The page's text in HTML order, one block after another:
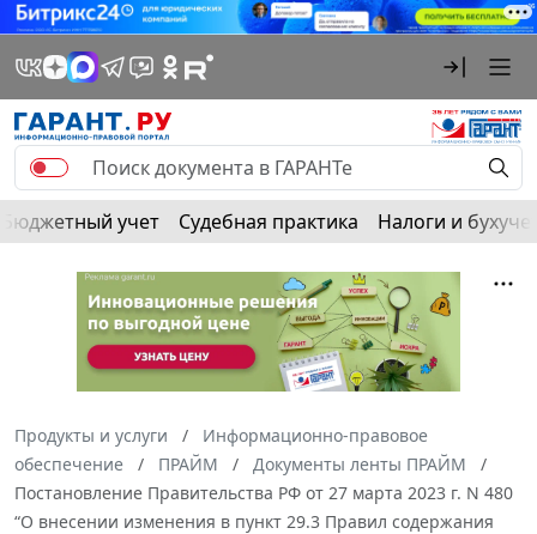
Бюджетный учет Судебная практика Налоги и
Продукты и услуги
Информационно-правовое
обеспечение
ПРАЙМ
Документы ленты ПРАЙМ
Постановление Правительства РФ от 27 марта 2023 г. N 480
“О внесении изменения в пункт 29.3 Правил содержания